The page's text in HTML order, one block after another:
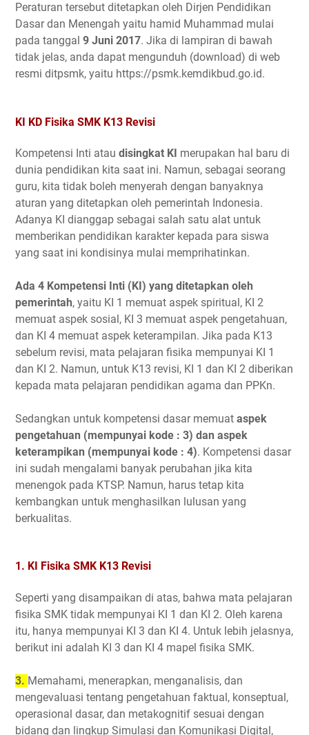
Peraturan tersebut ditetapkan oleh Dirjen Pendidikan
Dasar dan Menengah yaitu hamid Muhammad mulai
pada tanggal 9 Juni 2017. Jika di lampiran di bawah
tidak jelas, anda dapat mengunduh (download) di web
resmi ditpsmk, yaitu https://psmk.kemdikbud.go.id.
KI KD Fisika SMK K13 Revisi
Kompetensi Inti atau disingkat KI merupakan hal baru di
dunia pendidikan kita saat ini. Namun, sebagai seorang
guru, kita tidak boleh menyerah dengan banyaknya
aturan yang ditetapkan oleh pemerintah Indonesia.
Adanya KI dianggap sebagai salah satu alat untuk
memberikan pendidikan karakter kepada para siswa
yang saat ini kondisinya mulai memprihatinkan.
Ada 4 Kompetensi Inti (KI) yang ditetapkan oleh
pemerintah, yaitu KI 1 memuat aspek spiritual, KI 2
memuat aspek sosial, KI 3 memuat aspek pengetahuan,
dan KI 4 memuat aspek keterampilan. Jika pada K13
sebelum revisi, mata pelajaran fisika mempunyai KI 1
dan KI 2. Namun, untuk K13 revisi, KI 1 dan KI 2 diberikan
kepada mata pelajaran pendidikan agama dan PPKn.
Sedangkan untuk kompetensi dasar memuat aspek
pengetahuan (mempunyai kode : 3) dan aspek
keterampikan (mempunyai kode : 4). Kompetensi dasar
ini sudah mengalami banyak perubahan jika kita
menengok pada KTSP. Namun, harus tetap kita
kembangkan untuk menghasilkan lulusan yang
berkualitas.
1. KI Fisika SMK K13 Revisi
Seperti yang disampaikan di atas, bahwa mata pelajaran
fisika SMK tidak mempunyai KI 1 dan KI 2. Oleh karena
itu, hanya mempunyai KI 3 dan KI 4. Untuk lebih jelasnya,
berikut ini adalah KI 3 dan KI 4 mapel fisika SMK.
3. Memahami, menerapkan, menganalisis, dan
mengevaluasi tentang pengetahuan faktual, konseptual,
operasional dasar, dan metakognitif sesuai dengan
bidang dan lingkup Simulasi dan Komunikasi Digital,